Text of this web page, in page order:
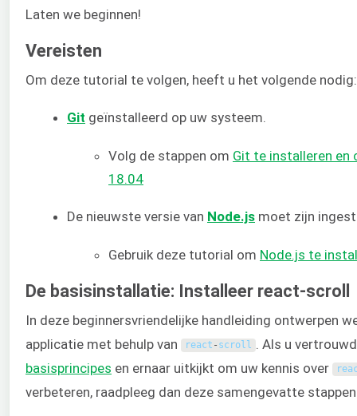
Laten we beginnen!
Vereisten
Om deze tutorial te volgen, heeft u het volgende nodig:
Git geïnstalleerd op uw systeem.
Volg de stappen om Git te installeren en
18.04
De nieuwste versie van Node.js moet zijn
Gebruik deze tutorial om Node.js te
De basisinstallatie: Installeer react-scroll
In deze beginnersvriendelijke handleiding ontwerpen
applicatie met behulp van
react - scroll . Als u
basisprincipes en ernaar uitkijkt om uw kennis over
verbeteren, raadpleeg dan deze samengevatte